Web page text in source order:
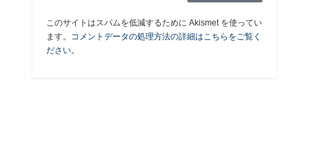
このサイトはスパムを低減するために Akismet を使ってい
ます。
コメントデータの処理方法の詳細はこちらをご覧く
ださい。